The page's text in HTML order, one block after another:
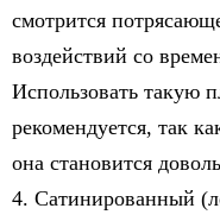
смотрится
воздействий со
Использовать такую
рекомендуется, так
она становится
4. Сатинированный